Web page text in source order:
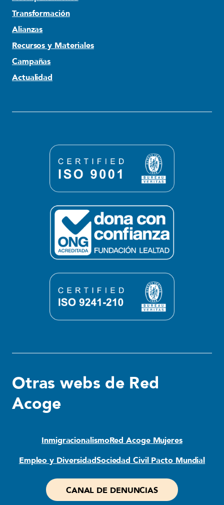
Transformación
Alianzas
Recursos y Materiales
Campañas
Actualidad
Otras webs de Red
Acoge
InmigracionalismoRed Acoge Mujeres
Empleo y DiversidadSociedad Civil Pacto Mundial
CANAL DE DENUNCIAS